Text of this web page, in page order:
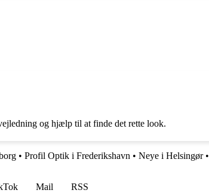
og hjælp til at finde det rette look.
• Profil Optik i Frederikshavn • Neye i Helsingør•
Mail
RSS